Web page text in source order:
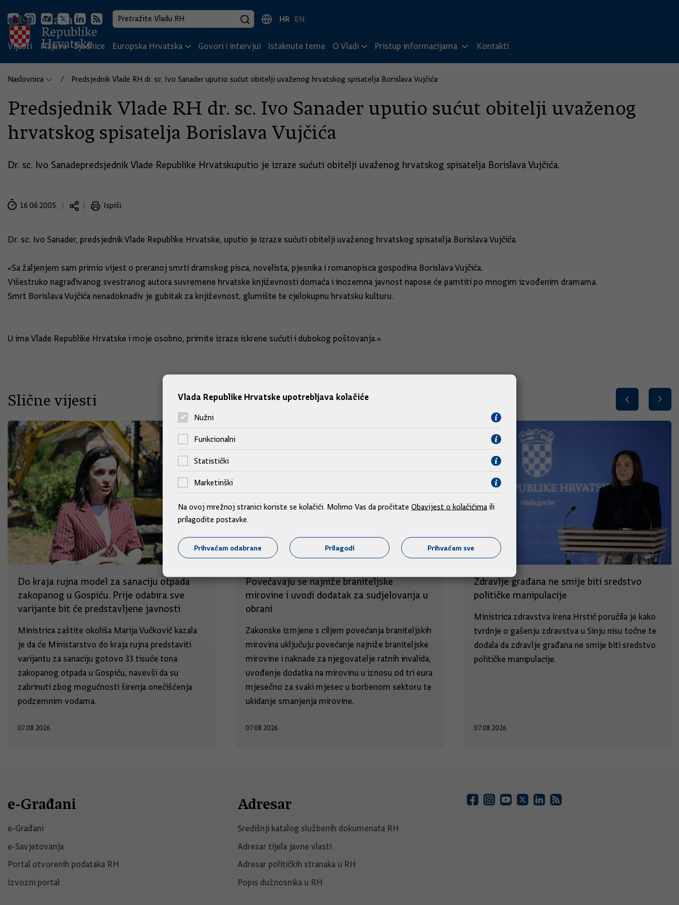
HR EN
Vijesti Najave Sjednice Europska Hrvatska Govori i intervjui Istaknute teme O Vladi Pristup informacijama Kontakti
Naslovnica Predsjednik Vlade RH dr. sc. Ivo Sanader uputio sućut obitelji uvaženog hrvatskog spisatelja Borislava Vujčića
Predsjednik Vlade RH dr. sc. Ivo Sanader uputio sućut obitelji uvaženog
hrvatskog spisatelja Borislava Vujčića
Dr. sc. Ivo Sanadepredsjednik Vlade Republike Hrvatskuputio je izraze sućuti obitelji uvaženog hrvatskog spisatelja Borislava Vujčića.
16.06.2005. Ispiši
Dr. sc. Ivo Sanader, predsjednik Vlade Republike Hrvatske, uputio je izraze sućuti obitelji uvaženog hrvatskog spisatelja Borislava Vujčića.
«Sa žaljenjem sam primio vijest o preranoj smrti dramskog pisca, novelista, pjesnika i romanopisca gospodina Borislava Vujčića.
Višestruko nagrađivanog svestranog autora suvremene hrvatske književnosti domaća i inozemna javnost napose će pamtiti po mnogim izvođenim dramama.
Smrt Borislava Vujčića nenadoknadiv je gubitak za književnost, glumište te cjelokupnu hrvatsku kulturu.
U ime Vlade Republike Hrvatske i moje osobno, primite izraze iskrene sućuti i dubokog poštovanja.»
Slične vijesti
Do kraja rujna model za sanaciju otpada
zakopanog u Gospiću. Prije odabira sve
varijante bit će predstavljene javnosti
Ministrica zaštite okoliša Marija Vučković kazala
je da će Ministarstvo do kraja rujna predstaviti
varijantu za sanaciju gotovo 33 tisuće tona
zakopanog otpada u Gospiću, navevši da su
zabrinuti zbog mogućnosti širenja onečišćenja
podzemnim vodama.
07.08.2026.
Povećavaju se najniže braniteljske
mirovine i uvodi dodatak za sudjelovanja u
obrani
Zakonske izmjene s ciljem povećanja braniteljskih
mirovina uključuju povećanje najniže braniteljske
mirovine i naknade za njegovatelje ratnih invalida,
uvođenje dodatka na mirovinu u iznosu od tri eura
mjesečno za svaki mjesec u borbenom sektoru te
ukidanje smanjenja mirovine.
07.08.2026.
Zdravlje građana ne smije biti sredstvo
političke manipulacije
Ministrica zdravstva Irena Hrstić poručila je kako
tvrdnje o gašenju zdravstva u Sinju nisu točne te
dodala da zdravlje građana ne smije biti sredstvo
političke manipulacije.
07.08.2026.
e-Građani
e-Građani
e-Savjetovanja
Portal otvorenih podataka RH
Izvozni portal
Adresar
Središnji katalog službenih dokumenata RH
Adresar tijela javne vlasti
Adresar političkih stranaka u RH
Popis dužnosnika u RH
Vlada Republike Hrvatske upotrebljava kolačiće
Nužni
Funkcionalni
Statistički
Marketinški
Na ovoj mrežnoj stranici koriste se kolačići. Molimo Vas da pročitate Obavijest o kolačićima ili
prilagodite postavke.
Prihvaćam odabrane Prilagodi Prihvaćam sve